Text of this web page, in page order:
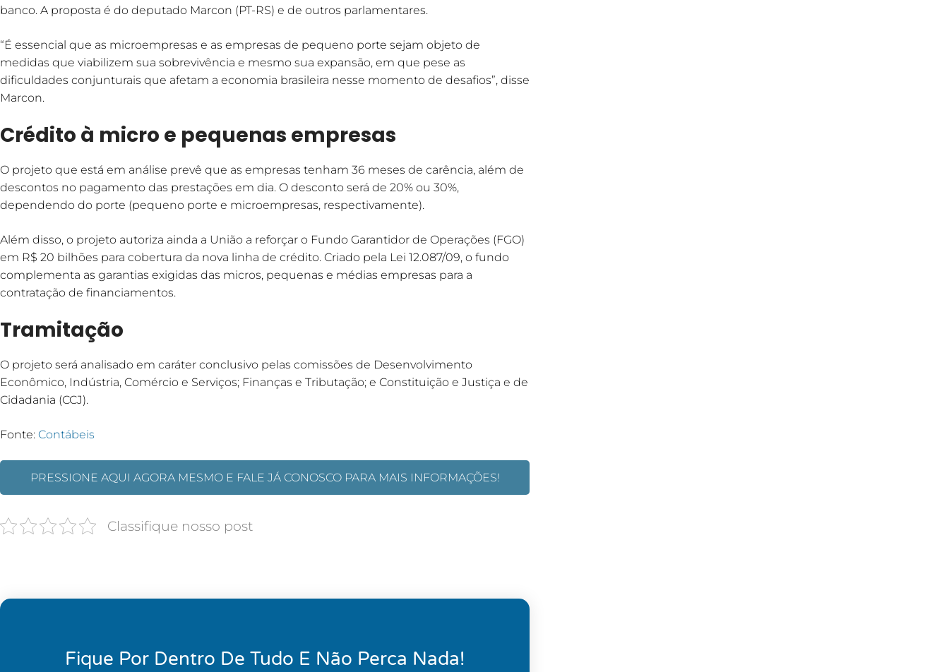
banco. A proposta é do deputado Marcon (PT-RS) e de outros parlamentares.
“É essencial que as microempresas e as empresas de pequeno porte sejam objeto de
medidas que viabilizem sua sobrevivência e mesmo sua expansão, em que pese as
dificuldades conjunturais que afetam a economia brasileira nesse momento de desafios”, disse
Marcon.
Crédito à micro e pequenas empresas
O projeto que está em análise prevê que as empresas tenham 36 meses de carência, além de
descontos no pagamento das prestações em dia. O desconto será de 20% ou 30%,
dependendo do porte (pequeno porte e microempresas, respectivamente).
Além disso, o projeto autoriza ainda a União a reforçar o Fundo Garantidor de Operações (FGO)
em R$ 20 bilhões para cobertura da nova linha de crédito. Criado pela Lei 12.087/09, o fundo
complementa as garantias exigidas das micros, pequenas e médias empresas para a
contratação de financiamentos.
Tramitação
O projeto será analisado em caráter conclusivo pelas comissões de Desenvolvimento
Econômico, Indústria, Comércio e Serviços; Finanças e Tributação; e Constituição e Justiça e de
Cidadania (CCJ).
Fonte: Contábeis
PRESSIONE AQUI AGORA MESMO E FALE JÁ CONOSCO PARA MAIS INFORMAÇÕES!
Classifique nosso post
Fique Por Dentro De Tudo E Não Perca Nada!